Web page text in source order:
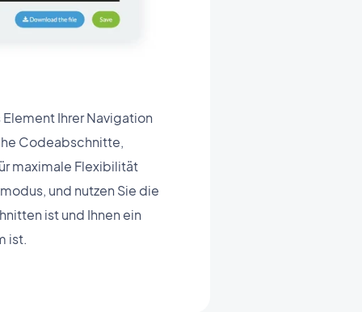
Ihrer Navigation
Codeabschnitte,
maximale Flexibilität
und nutzen Sie die
ist und Ihnen ein
ist.